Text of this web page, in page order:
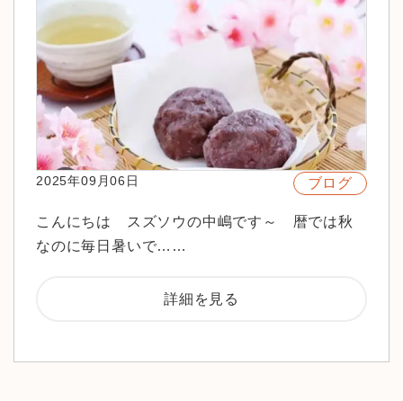
2025年09月06日 ブログ
こんにちは スズソウの中嶋です～ 暦では秋
なのに毎日暑いで……
詳細を見る